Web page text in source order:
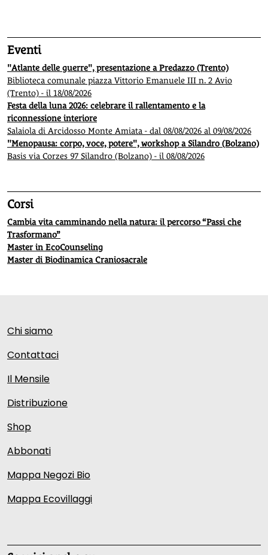
Eventi
"Atlante delle guerre", presentazione a Predazzo (Trento)
Biblioteca comunale piazza Vittorio Emanuele III n. 2 Avio
(Trento) - il 18/08/2026
Festa della luna 2026: celebrare il rallentamento e la
riconnessione interiore
Salaiola di Arcidosso Monte Amiata - dal 08/08/2026 al 09/08/2026
"Menopausa: corpo, voce, potere", workshop a Silandro (Bolzano)
Basis via Corzes 97 Silandro (Bolzano) - il 08/08/2026
Corsi
Cambia vita camminando nella natura: il percorso “Passi che
Trasformano”
Master in EcoCounseling
Master di Biodinamica Craniosacrale
Chi siamo
Contattaci
Il Mensile
Distribuzione
Shop
Abbonati
Mappa Negozi Bio
Mappa Ecovillaggi